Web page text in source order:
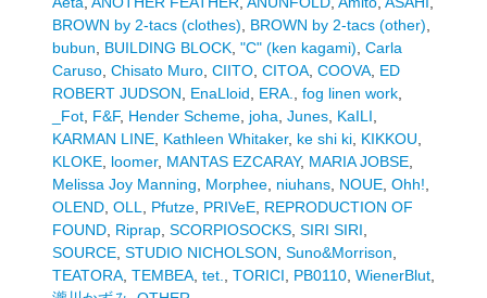
BROWN by 2-tacs (clothes)
BROWN by 2-tacs (other)
bubun
BUILDING BLOCK, "C" (ken kagami) Carla
Caruso, Chisato Muro, CIITO, CITOA, COOVA, ED
ROBERT JUDSON
EnaLloid ERA. fog linen work,
_Fot, F&F, Hender Scheme, joha Junes, KaILI
KARMAN LINE, Kathleen Whitaker, ke shi ki, KIKKOU
KLOKE, loomer, MANTAS EZCARAY, MARIA JOBSE,
Melissa Joy Manning
Morphee, niuhans, NOUE, Ohh!
OLEND, OLL Pfutze, PRIVeE, REPRODUCTION OF
FOUND, Riprap, SCORPIOSOCKS, SIRI SIRI
SOURCE, STUDIO NICHOLSON Suno&Morrison
TEATORA, TEMBEA, tet. TORICI PB0110, WienerBlut,